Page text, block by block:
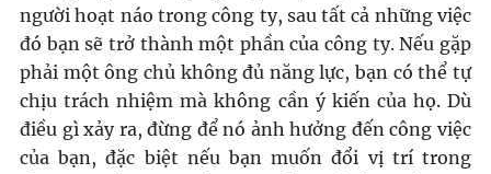
người hoạt náo trong công ty, sau tất cả những việc
đó bạn sẽ trở thành một phần của công ty. Nếu gặp
phải một ông chủ không đủ năng lực, bạn có thể tự
chịu trách nhiệm mà không cần ý kiến của họ. Dù
điều gì xảy ra, đừng để nó ảnh hưởng đến công việc
của bạn, đặc biệt nếu bạn muốn đổi vị trí trong